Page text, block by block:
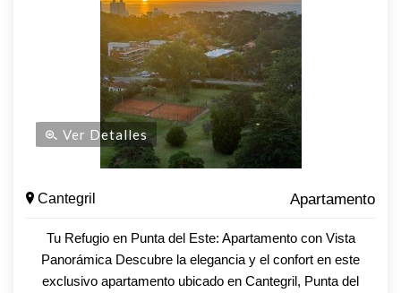
juegos para niños, vigilancia 24 horas. cuenta con garaje en
subsuelo Gastos comunes bajos! es Ideal como inversion o
para disfrutarlo todo el año Coordina tu visita!
Ver Detalles
Cantegril Apartamento
Tu Refugio en Punta del Este: Apartamento con Vista
Panorámica Descubre la elegancia y el confort en este
exclusivo apartamento ubicado en Cantegril, Punta del